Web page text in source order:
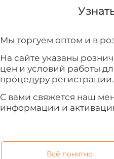
600₽
Выбрать товар из 5
Мы торгуем оптом и в
На сайте указаны
цен и условий работы
процедуру регистрации.
С вами свяжется наш
информации и
Всё понятно